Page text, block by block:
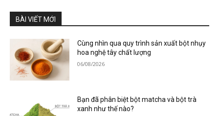
BÀI VIẾT MỚI
Cùng nhìn qua quy trình sản xuất bột nhụy
hoa nghệ tây chất lượng
06/08/2026
Bạn đã phân biệt bột matcha và bột trà
xanh như thế nào?